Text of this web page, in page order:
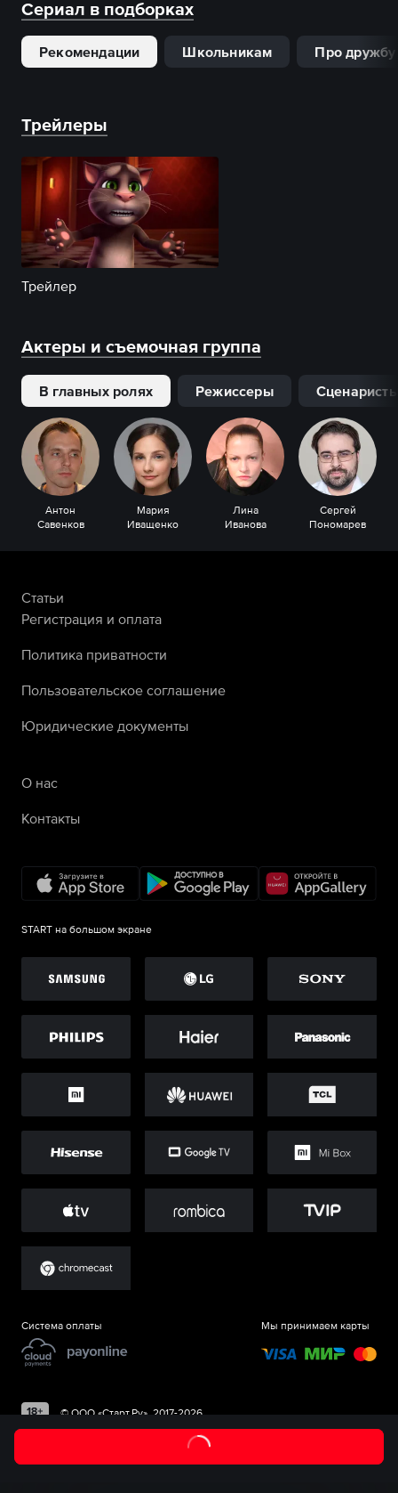
Сериал в подборках
Рекомендации Школьникам Про дружбу
Трейлеры
Трейлер
Актеры и съемочная группа
В главных ролях Режиссеры
Антон
Савенков
Мария
Иващенко
Лина
Иванова
Сергей
Пономарев
Статьи
Регистрация и оплата
Политика приватности
Пользовательское соглашение
Юридические документы
О нас
Контакты
START на большом экране
Система оплаты Мы принимаем карты
©ООО «Старт.Ру», 2017-2026